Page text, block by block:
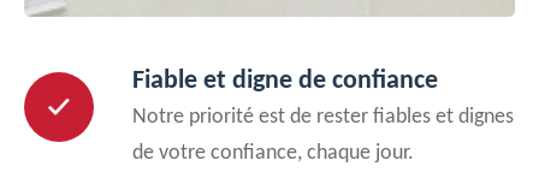
Fiable et digne de confiance
Notre priorité est de rester fiables et dignes
de votre confiance, chaque jour.